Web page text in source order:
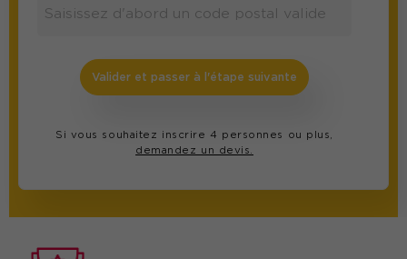
Valider et passer à l'étape suivante
Si vous souhaitez inscrire 4 personnes ou plus,
demandez un devis.